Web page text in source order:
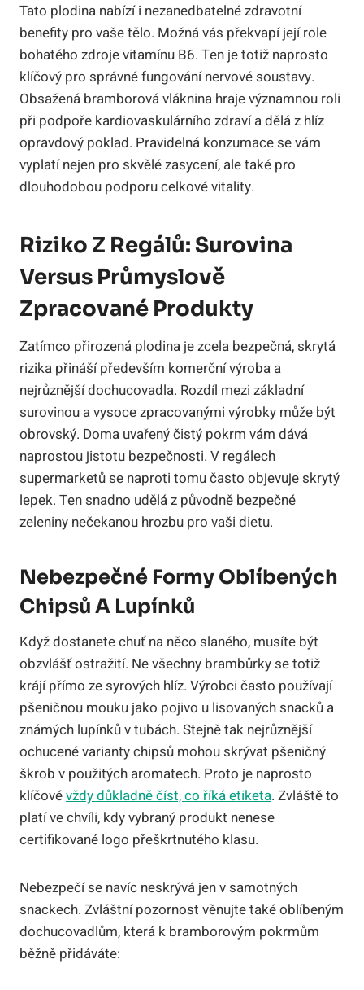
Tato plodina nabízí i nezanedbatelné zdravotní
benefity pro vaše tělo. Možná vás překvapí její role
bohatého zdroje vitamínu B6. Ten je totiž naprosto
klíčový pro správné fungování nervové soustavy.
Obsažená bramborová vláknina hraje významnou roli
při podpoře kardiovaskulárního zdraví a dělá z hlíz
opravdový poklad. Pravidelná konzumace se vám
vyplatí nejen pro skvělé zasycení, ale také pro
dlouhodobou podporu celkové vitality.
Riziko Z Regálů: Surovina
Versus Průmyslově
Zpracované Produkty
Zatímco přirozená plodina je zcela bezpečná, skrytá
rizika přináší především komerční výroba a
nejrůznější dochucovadla. Rozdíl mezi základní
surovinou a vysoce zpracovanými výrobky může být
obrovský. Doma uvařený čistý pokrm vám dává
naprostou jistotu bezpečnosti. V regálech
supermarketů se naproti tomu často objevuje skrytý
lepek. Ten snadno udělá z původně bezpečné
zeleniny nečekanou hrozbu pro vaši dietu.
Nebezpečné Formy Oblíbených
Chipsů A Lupínků
Když dostanete chuť na něco slaného, musíte být
obzvlášť ostražití. Ne všechny brambůrky se totiž
krájí přímo ze syrových hlíz. Výrobci často používají
pšeničnou mouku jako pojivo u lisovaných snacků a
známých lupínků v tubách. Stejně tak nejrůznější
ochucené varianty chipsů mohou skrývat pšeničný
škrob v použitých aromatech. Proto je naprosto
klíčovévždy důkladně číst, co říká etiketa. Zvláště to
platí ve chvíli, kdy vybraný produkt nenese
certifikované logo přeškrtnutého klasu.
Nebezpečí se navíc neskrývá jen v samotných
snackech. Zvláštní pozornost věnujte také oblíbeným
dochucovadlům, která k bramborovým pokrmům
běžně přidáváte: